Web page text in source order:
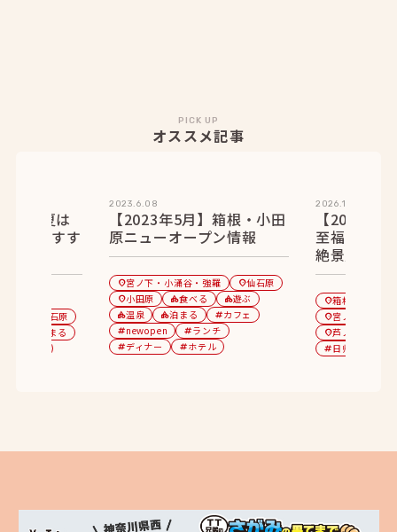
PICK UP
オススメ記事
年の夏は
箱根おすす
仙石原
泊まる
2023.6.08
【2023年5月】箱根・小田
原ニューオープン情報
location_on宮ノ下・小涌谷・強羅 location_on仙石原
location_on小田原 category食べる category遊ぶ
category温泉 category泊まる tagカフェ
tagnewopen tagランチ
tagディナー tagホテル
2026.1.28
【2026年
至福のひと
絶景露天風
location_on箱根湯本
location_on宮ノ下・小涌
location_on芦ノ湖周辺
tag日帰り温泉